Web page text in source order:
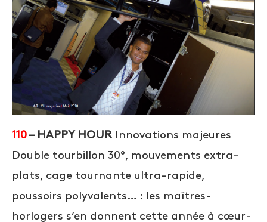
110 – HAPPY HOUR Innovations majeures
Double tourbillon 30°, mouvements extra-
plats, cage tournante ultra-rapide,
poussoirs polyvalents… : les maîtres-
horlogers s’en donnent cette année à cœur-